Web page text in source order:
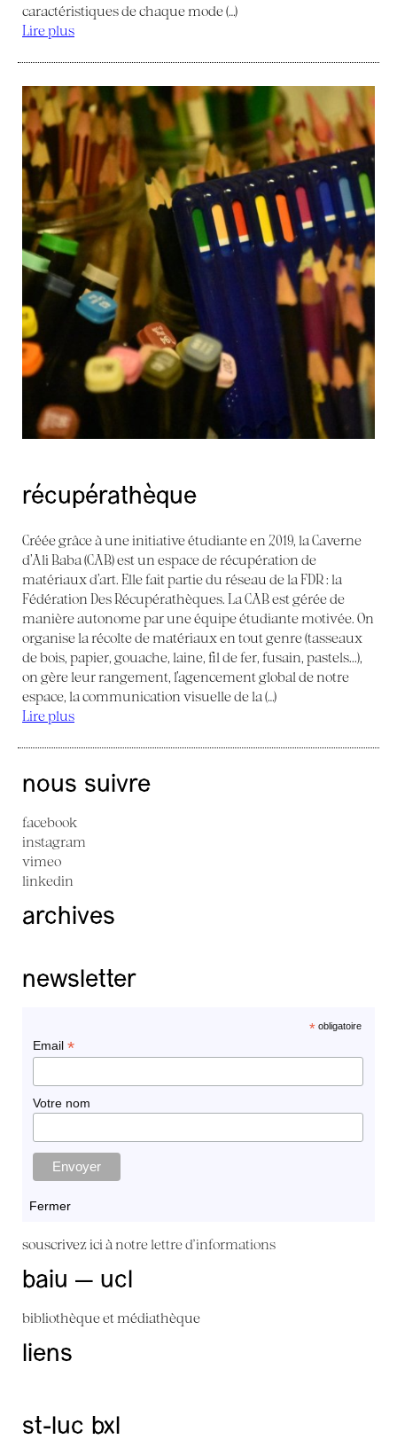
caractéristiques de chaque mode (…)
Lire plus
récupérathèque
Créée grâce à une initiative étudiante en 2019, la Caverne
d’Ali Baba (CAB) est un espace de récupération de
matériaux d’art. Elle fait partie du réseau de la FDR : la
Fédération Des Récupérathèques. La CAB est gérée de
manière autonome par une équipe étudiante motivée. On
organise la récolte de matériaux en tout genre (tasseaux
de bois, papier, gouache, laine, fil de fer, fusain, pastels...),
on gère leur rangement, l’agencement global de notre
espace, la communication visuelle de la (…)
Lire plus
nous suivre
facebook
instagram
vimeo
linkedin
archives
newsletter
*obligatoire
Email *
Votre nom
Fermer
souscrivez ici à notre lettre d'informations
baiu — ucl
bibliothèque et médiathèque
liens
st-luc bxl